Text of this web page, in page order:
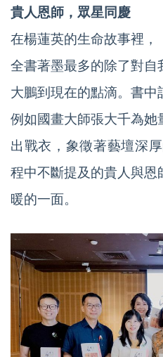
貴人恩師，眾星同慶
在楊蓮英的生命故事裡，
全書著墨最多的除了對
大鵬到現在的點滴。書中
例如國畫大師張大千為她
出戰衣，象徵著藝壇深
程中不斷提及的貴人與恩
暖的一面。